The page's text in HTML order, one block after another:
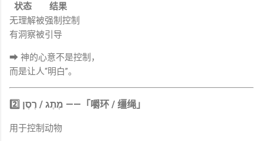
状态
结果
无理解被强制控制
有洞察被引导
➡ 神的心意不是控制，
而是让人“明白”。
2️⃣ מֶתֶג / רֶסֶן ——「嚼环 / 缰绳」
用于控制动物